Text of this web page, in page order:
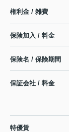
権利金 / 雑費
保険加入 / 料金
保険名 / 保険期間
保証会社 / 料金
特優賃